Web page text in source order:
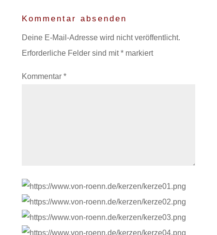
Kommentar absenden
Deine E-Mail-Adresse wird nicht veröffentlicht.
Erforderliche Felder sind mit*markiert
Kommentar *